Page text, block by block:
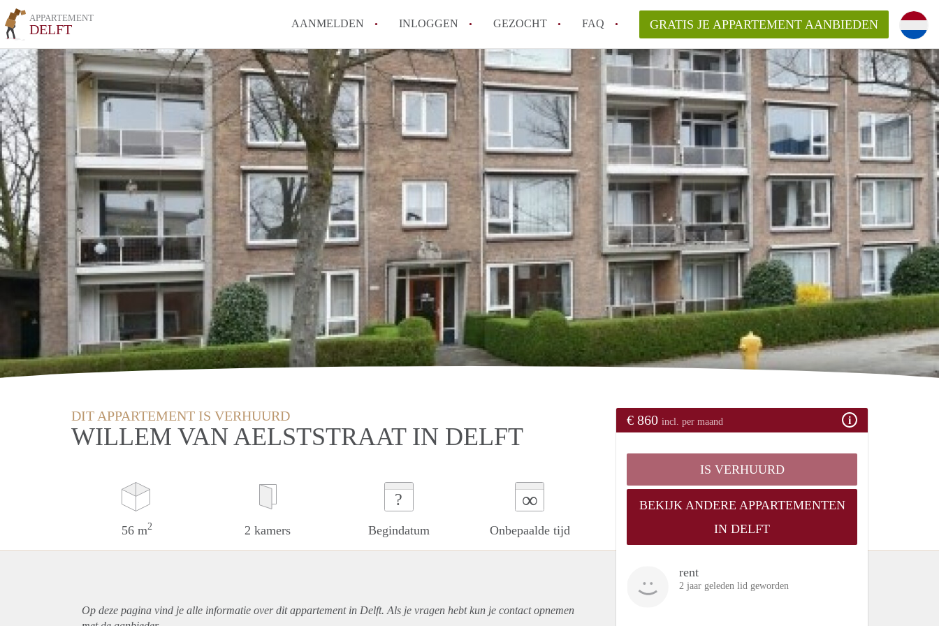
APPARTEMENT
DELFT AANMELDEN INLOGGEN GEZOCHT FAQ
How to translate AppartementDelft!
Wat is AppartementDelft?
Hoeveel kost het om te reageren op een Appartement in Delft?
Wat is de privacyverklaring van AppartementDelft?
Berekent AppartementDelft makelaarsvergoeding/bemiddelingsvergoeding?
Alle veelgestelde vragen
GRATIS JE APPARTEMENT AANBIEDEN
DIT APPARTEMENT IS VERHUURD
WILLEM VAN AELSTSTRAAT IN DELFT
56 m2 2 kamers
?
Begindatum
∞
Onbepaalde tijd
€ 860 incl. per maand
IS VERHUURD
BEKIJK ANDERE APPARTEMENTEN
IN DELFT
rent
2 jaar geleden lid geworden
Op deze pagina vind je alle informatie over ditappartementin Delft. Als je vragen hebt kun je contact opnemen